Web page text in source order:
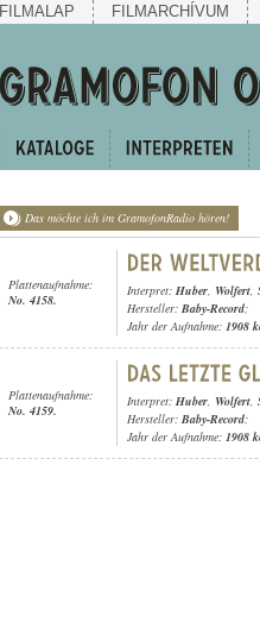
FILMALAP FILMARCHÍVUM
Das möchte ich im GramofonRadio hören!
Plattenaufnahme:
No. 4158.
Interpret: Huber, Wolfert,
Hersteller: Baby-Record;
Jahr der Aufnahme: 1908
Plattenaufnahme:
No. 4159.
Interpret: Huber, Wolfert,
Hersteller: Baby-Record;
Jahr der Aufnahme: 1908